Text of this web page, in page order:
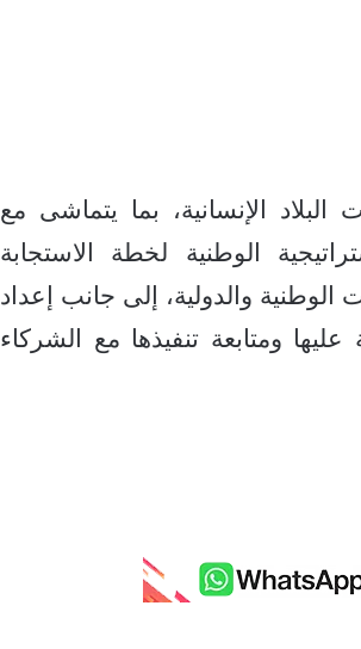
الإنسانية، بما يتماشى مع
الوطنية لخطة الاستجابة
الوطنية والدولية، إلى جانب إعداد
ومتابعة تنفيذها مع الشركاء